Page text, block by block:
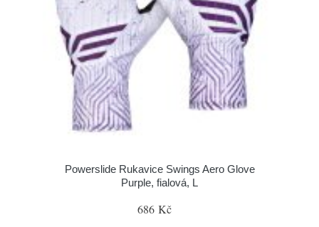
Powerslide Rukavice Swings Aero Glove
Purple, fialová, L
686 Kč